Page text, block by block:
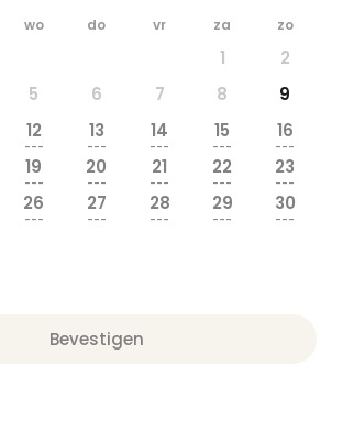
wo do vr za zo
1
2
5 6 7 8
9
12
---
13
---
14
---
15
---
16
---
19
---
20
---
21
---
22
---
23
---
26
---
27
---
28
---
29
---
30
---
Bevestigen